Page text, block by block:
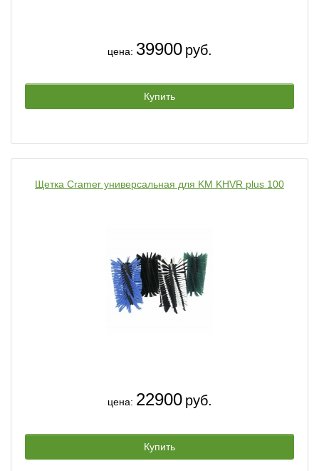
цена: 39900 руб.
Купить
Щетка Cramer универсальная для KM KHVR plus 100
цена: 22900 руб.
Купить